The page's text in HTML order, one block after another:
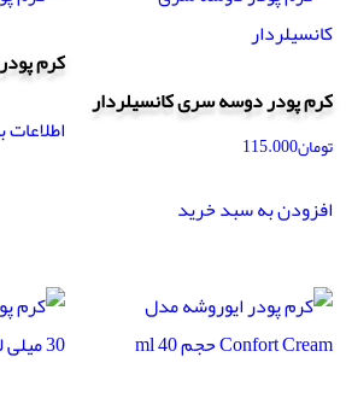
کرم پودر دوسه سری کانسیلردار
تومان115.000
افزودن به سبد خرید
کرم